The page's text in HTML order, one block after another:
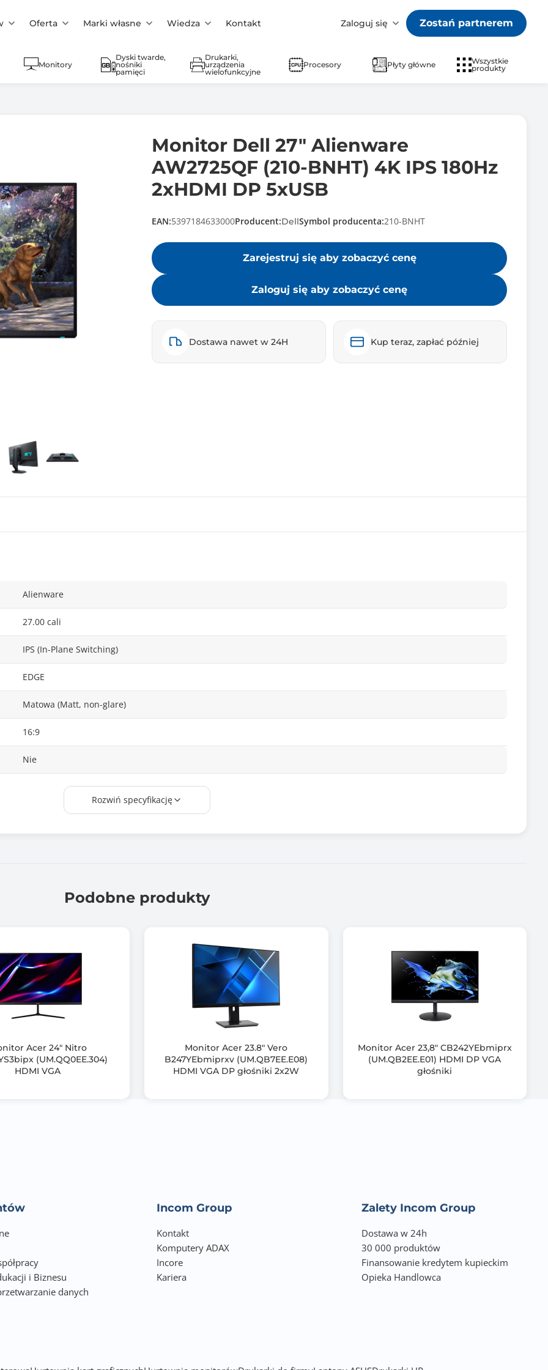
Oferta Marki własne Wiedza Kontakt Zaloguj się Zostań partnerem
Monitory
Dyski twarde,
nośniki
pamięci
Drukarki,
urządzenia
wielofunkcyjne
Procesory Płyty główne
Wszystkie
produkty
Monitor Dell 27" Alienware
AW2725QF (210-BNHT) 4K IPS 180Hz
2xHDMI DP 5xUSB
EAN:5397184633000Producent:DellSymbol producenta:210-BNHT
Zarejestruj się aby zobaczyć cenę
Zaloguj się aby zobaczyć cenę
Dostawa nawet w 24H Kup teraz, zapłać później
Alienware
27.00 cali
IPS (In-Plane Switching)
EDGE
Matowa (Matt, non-glare)
16:9
Nie
3840 x 2160 (4K UHD)
1,07 B (8 bit + FRC)
178.00 stopni
178.00 stopni
RoHS
Tak
Rozwiń specyfikację
Podobne produkty
Acer 24" Nitro
(UM.QQ0EE.304)
HDMI VGA
Monitor Acer 23.8" Vero
B247YEbmiprxv (UM.QB7EE.E08)
HDMI VGA DP głośniki 2x2W
Monitor Acer 23,8" CB242YEbmiprx
(UM.QB2EE.E01) HDMI DP VGA
głośniki
i Biznesu
danych
Incom Group
Kontakt
Komputery ADAX
Incore
Kariera
Zalety Incom Group
Dostawa w 24h
30 000 produktów
Finansowanie kredytem kupieckim
Opieka Handlowca